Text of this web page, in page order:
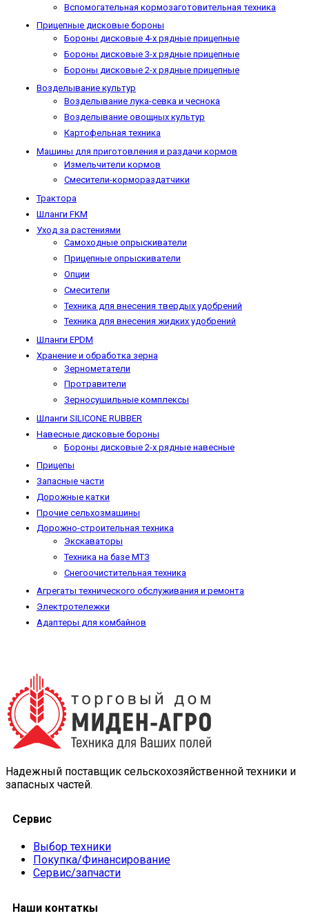
Вспомогательная кормозаготовительная техника
Прицепные дисковые бороны
Бороны дисковые 4-х рядные прицепные
Бороны дисковые 3-х рядные прицепные
Бороны дисковые 2-х рядные прицепные
Возделывание культур
Возделывание лука-севка и чеснока
Возделывание овощных культур
Картофельная техника
Машины для приготовления и раздачи кормов
Измельчители кормов
Смесители-кормораздатчики
Трактора
Шланги FKM
Уход за растениями
Самоходные опрыскиватели
Прицепные опрыскиватели
Опции
Смесители
Техника для внесения твердых удобрений
Техника для внесения жидких удобрений
Шланги EPDM
Хранение и обработка зерна
Зернометатели
Протравители
Зерносушильные комплексы
Шланги SILICONE RUBBER
Навесные дисковые бороны
Бороны дисковые 2-х рядные навесные
Прицепы
Запасные части
Дорожные катки
Прочие сельхозмашины
Дорожно-строительная техника
Экскаваторы
Техника на базе МТЗ
Снегоочистительная техника
Агрегаты технического обслуживания и ремонта
Электротележки
Адаптеры для комбайнов
Надежный поставщик сельскохозяйственной техники и
запасных частей.
Сервис
Выбор техники
Покупка/Финансирование
Сервис/запчасти
Наши контаткы